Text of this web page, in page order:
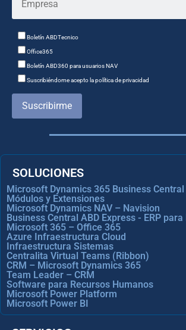
Boletín ABDTecnico
Office365
Boletín ABD360 para usuarios NAV
Suscribiéndome acepto la política de privacidad
Suscribirme
SOLUCIONES
Microsoft Dynamics 365 Business Central
Módulos y Extensiones
Microsoft Dynamics NAV – Navision
Business Central ABD Express - ERP
Microsoft 365 – Office 365
Azure Infraestructura Cloud
Infraestructura Sistemas
Centralita Virtual Teams (Ribbon)
CRM – Microsoft Dynamics 365
Team Leader – CRM
Software para Recursos Humanos
Microsoft Power Platform
Microsoft Power BI